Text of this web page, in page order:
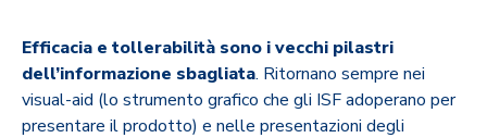
Efficacia e tollerabilità sono i vecchi pilastri
dell’informazione sbagliata. Ritornano sempre nei
visual-aid (lo strumento grafico che gli ISF adoperano per
presentare il prodotto) e nelle presentazioni degli